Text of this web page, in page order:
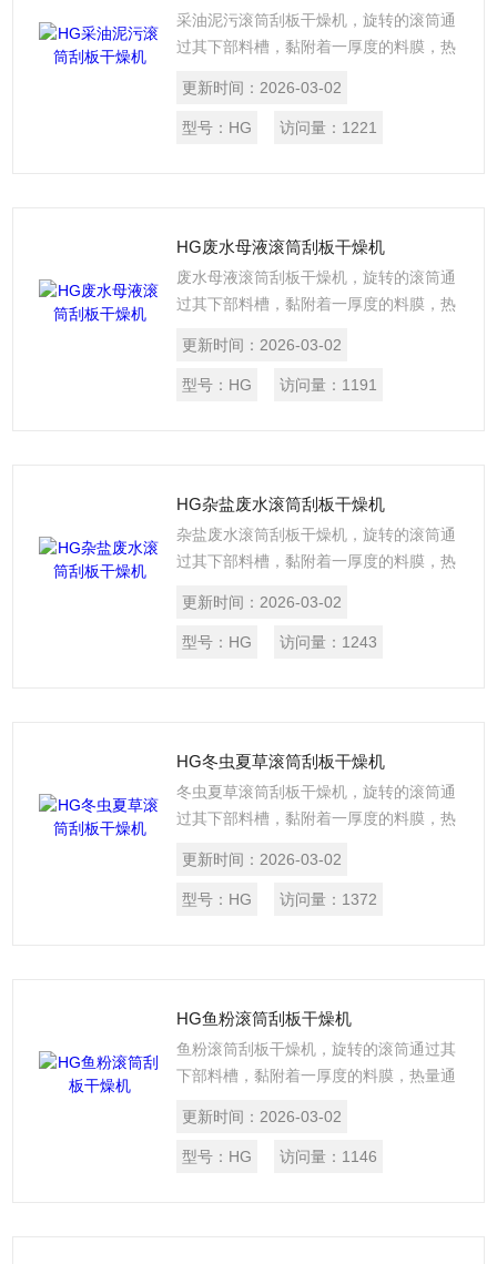
采油泥污滚筒刮板干燥机，旋转的滚筒通
过其下部料槽，黏附着一厚度的料膜，热
外壁，再传导给料膜，使料膜中的湿度得
到蒸发、脱湿，使含湿份的物料得到干
更新时间： 2026-03-02
型号： HG 访问量： 1221
HG废水母液滚筒刮板干燥机
废水母液滚筒刮板干燥机，旋转的滚筒通
过其下部料槽，黏附着一厚度的料膜，热
外壁，再传导给料膜，使料膜中的湿度得
到蒸发、脱湿，使含湿份的物料得到干
更新时间： 2026-03-02
型号： HG 访问量： 1191
HG杂盐废水滚筒刮板干燥机
杂盐废水滚筒刮板干燥机，旋转的滚筒通
过其下部料槽，黏附着一厚度的料膜，热
外壁，再传导给料膜，使料膜中的湿度得
到蒸发、脱湿，使含湿份的物料得到干
更新时间： 2026-03-02
型号： HG 访问量： 1243
HG冬虫夏草滚筒刮板干燥机
冬虫夏草滚筒刮板干燥机，旋转的滚筒通
过其下部料槽，黏附着一厚度的料膜，热
外壁，再传导给料膜，使料膜中的湿度得
到蒸发、脱湿，使含湿份的物料得到干
更新时间： 2026-03-02
型号： HG 访问量： 1372
HG鱼粉滚筒刮板干燥机
鱼粉滚筒刮板干燥机，旋转的滚筒通过其
下部料槽，黏附着一厚度的料膜，热量通
壁，再传导给料膜，使料膜中的湿度得到
蒸发、脱湿，使含湿份的物料得到干燥。
更新时间： 2026-03-02
型号： HG 访问量： 1146